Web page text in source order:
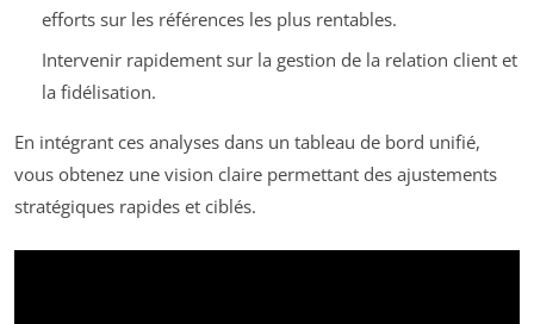
efforts sur les références les plus rentables.
Intervenir rapidement sur la gestion de la relation client et
la fidélisation.
En intégrant ces analyses dans un tableau de bord unifié,
vous obtenez une vision claire permettant des ajustements
stratégiques rapides et ciblés.